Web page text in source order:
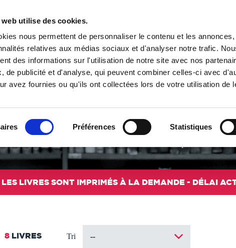
web utilise des cookies.
nous permettent de personnaliser le contenu et les
relatives aux médias sociaux et d'analyser notre trafic.
des informations sur l'utilisation de notre site avec nos
de publicité et d'analyse, qui peuvent combiner celles-ci avec
avez fournies ou qu'ils ont collectées lors de votre utilisation de
Préférences Statistiques
SELLER
PUBLIER UN LIVRE
société / Danse
DANSE
transcende les mots pour exprimer l’émotion à l’état pur. Les
le contemporain, le jazz ou les danses du monde. Les auteurs
LES LIVRES SONT IMPRIMÉS À LA DEMANDE - DÉLAI
8 LIVRES Tri